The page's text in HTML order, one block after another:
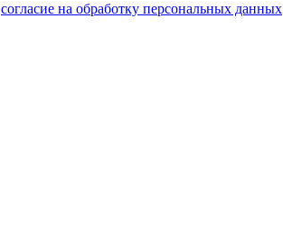
согласие на обработку персональных данных